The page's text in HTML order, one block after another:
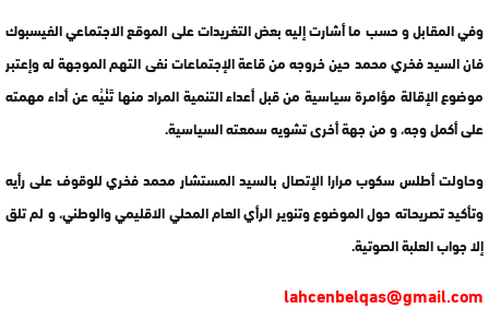
وفي المقابل و حسب ما أشارت إليه بعض التغريدات على الموقع الاجتماعي الفيسبوك
فان السيد فخري محمد حين خروجه من قاعة الإجتماعات نفى التهم الموجهة له وإعتبر
موضوع الإقالة مؤامرة سياسية من قبل أعداء التنمية المراد منها تَنْيُه عن أداء مهمته
على أكمل وجه، و من جهة أخرى تشويه سمعته السياسية.
وحاولت أطلس سكوب مرارا الإتصال بالسيد المستشار محمد فخري للوقوف على رأيه
وتأكيد تصريحاته حول الموضوع وتنوير الرأي العام المحلي الاقليمي والوطني، و لم تلق
إلا جواب العلبة الصوتية.
lahcenbelqas@gmail.com